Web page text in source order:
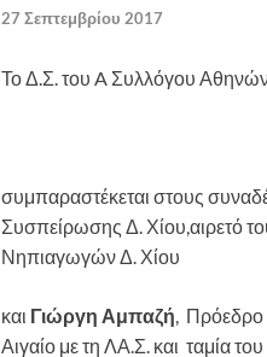
27 Σεπτεμβρίου 2017
Το Δ.Σ. του A Συλλόγου
συμπαραστέκεται στους
Συσπείρωσης Δ. Χίου,αιρετό
Νηπιαγωγών Δ. Χίου
και Γιώργη Αμπαζή, Πρόεδρο
Αιγαίο με τη ΛΑ.Σ. και ταμία